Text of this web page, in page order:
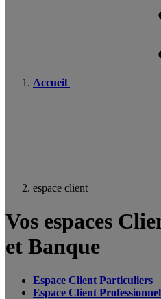
Accueil
espace client
Vos espaces
et Banque
Espace Client Particuliers
Espace Client